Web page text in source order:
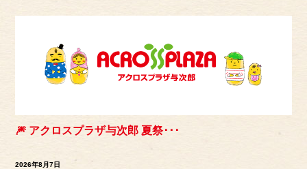
🎆 アクロスプラザ与次郎 夏祭･･･
2026年8月7日